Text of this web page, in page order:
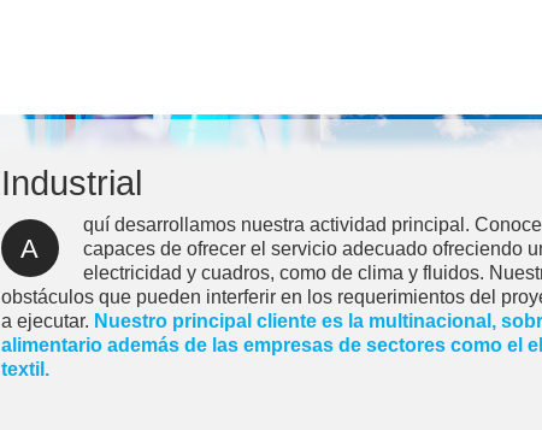
Industrial
A
quí desarrollamos nuestra actividad principal.
capaces de ofrecer el servicio adecuado ofreciendo
electricidad y cuadros, como de clima y fluidos.
obstáculos que pueden interferir en los requerimientos del
a ejecutar. Nuestro principal cliente es la multinacional,
alimentario además de las empresas de sectores como el
textil.